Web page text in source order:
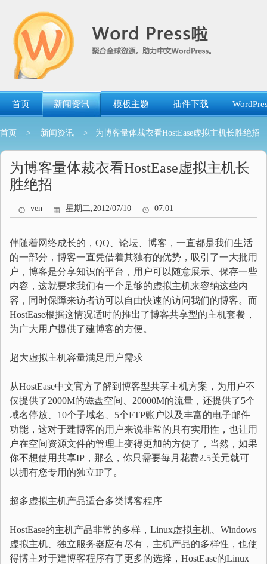
首页 新闻资讯 模板主题 插件下载
首页 > 新闻资讯 > 为博客量体裁衣看HostEase虚拟主机长胜绝招
为博客量体裁衣看HostEase虚拟主机长
胜绝招
ven 星期二,2012/07/10 07:01
伴随着网络成长的，QQ、论坛、博客，一直都是我们生活
的一部分，博客一直凭借着其独有的优势，吸引了一大批用
户，博客是分享知识的平台，用户可以随意展示、保存一些
内容，这就要求我们有一个足够的虚拟主机来容纳这些内
容，同时保障来访者访可以自由快速的访问我们的博客。而
HostEase根据这情况适时的推出了博客共享型的主机套餐，
为广大用户提供了建博客的方便。
超大虚拟主机容量满足用户需求
从HostEase中文官方了解到博客型共享主机方案，为用户不
仅提供了2000M的磁盘空间、20000M的流量，还提供了5个
域名停放、10个子域名、5个FTP账户以及丰富的电子邮件
功能，这对于建博客的用户来说非常的具有实用性，也让用
户在空间资源文件的管理上变得更加的方便了，当然，如果
你不想使用共享IP，那么，你只需要每月花费2.5美元就可
以拥有您专用的独立IP了。
超多虚拟主机产品适合多类博客程序
HostEase的主机产品非常的多样，Linux虚拟主机、Windows
虚拟主机、独立服务器应有尽有，主机产品的多样性，也使
得博主对于建博客程序有了更多的选择，HostEase的Linux